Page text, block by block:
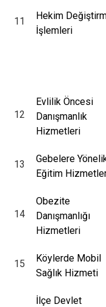
11
Hekim
İşlemleri
12
Evlilik Öncesi
Danışmanlık
Hizmetleri
13
Gebelere
Eğitim
14
Obezite
Danışmanlığı
Hizmetleri
15
Köylerde Mobil
Sağlık Hizmeti
İlçe Devlet